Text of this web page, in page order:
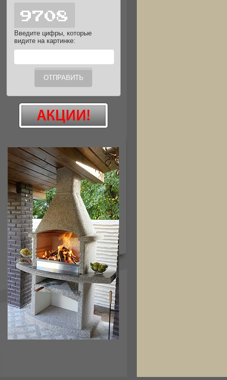
Введите цифры, которые
видите на картинке: